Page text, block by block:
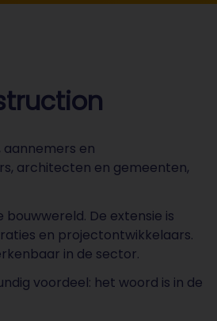
aannemers en
architecten en gemeenten,
De extensie is
en projectontwikkelaars.
in de sector.
voordeel: het woord is in de